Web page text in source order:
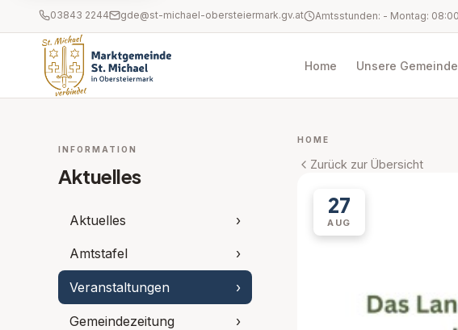
03843 2244 gde@st-michael-obersteiermark.gv.at
Home Unsere Gemeinde
INFORMATION
Aktuelles
Aktuelles ›
Amtstafel ›
Veranstaltungen ›
Gemeindezeitung ›
HOME
Zurück zur Übersicht
27
AUG